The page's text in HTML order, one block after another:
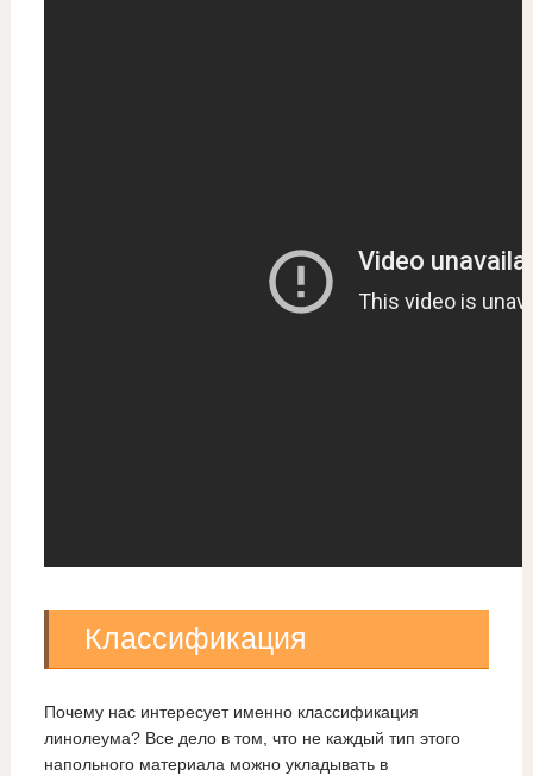
Классификация
Почему нас интересует именно классификация
линолеума? Все дело в том, что не каждый тип этого
напольного материала можно укладывать в